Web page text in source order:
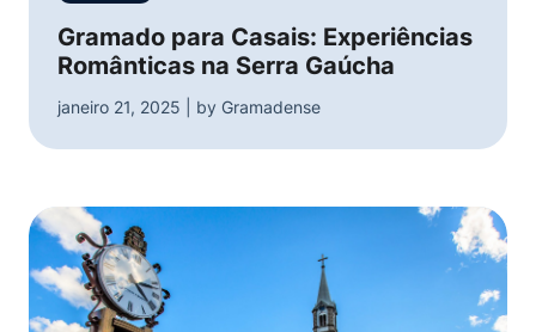
Gramado para Casais: Experiências
Românticas na Serra Gaúcha
janeiro 21, 2025 | by Gramadense